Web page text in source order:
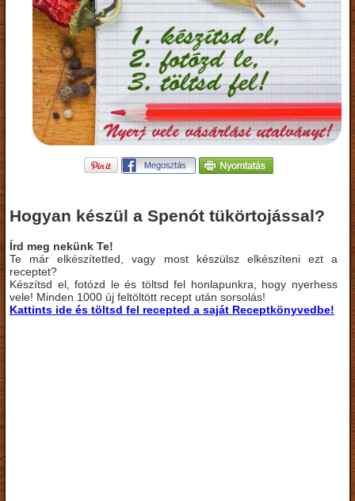
Hogyan készül a Spenót tükörtojással?
Írd meg nekünk Te!
Te már elkészítetted, vagy most készülsz elkészíteni ezt a
receptet?
Készítsd el, fotózd le és töltsd fel honlapunkra, hogy nyerhess
vele! Minden 1000 új feltöltött recept után sorsolás!
Kattints ide és töltsd fel recepted a saját Receptkönyvedbe!